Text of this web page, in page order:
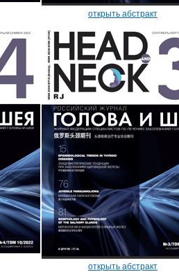
открыть абстракт
открыть абстракт